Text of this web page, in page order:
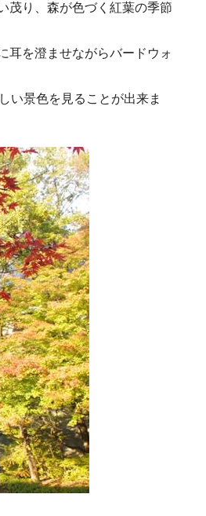
茂り、森が色づく紅葉の季節
耳を澄ませながらバードウォ
い景色を見ることが出来ま